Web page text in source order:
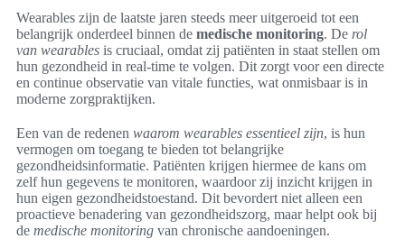
Wearables zijn de laatste jaren steeds meer uitgeroeid tot een
belangrijk onderdeel binnen de medische monitoring. De rol
van wearables is cruciaal, omdat zij patiënten in staat stellen om
hun gezondheid in real-time te volgen. Dit zorgt voor een directe
en continue observatie van vitale functies, wat onmisbaar is in
moderne zorgpraktijken.
Een van de redenen waarom wearables essentieel zijn, is hun
vermogen om toegang te bieden tot belangrijke
gezondheidsinformatie. Patiënten krijgen hiermee de kans om
zelf hun gegevens te monitoren, waardoor zij inzicht krijgen in
hun eigen gezondheidstoestand. Dit bevordert niet alleen een
proactieve benadering van gezondheidszorg, maar helpt ook bij
de medische monitoring van chronische aandoeningen.